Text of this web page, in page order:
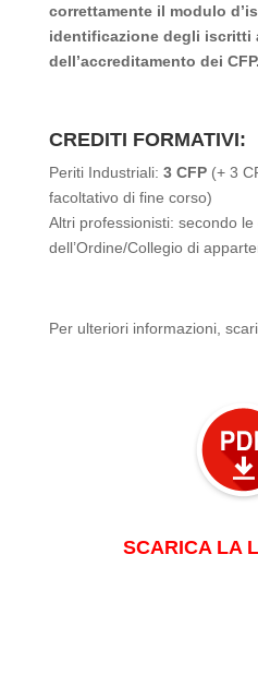
correttamente il modulo
identificazione degli iscritti
dell’accreditamento dei CFP.
CREDITI FORMATIVI:
Periti Industriali: 3 CFP (+ 3
facoltativo di fine corso)
Altri professionisti: secondo le
dell’Ordine/Collegio di
Per ulteriori informazioni,
SCARICA LA